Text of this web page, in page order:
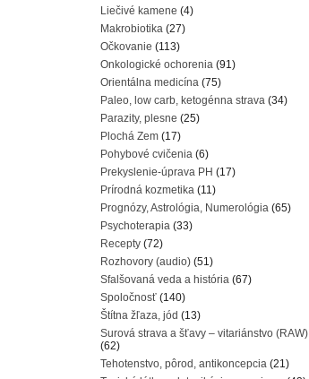
Liečivé kamene (4)
Makrobiotika (27)
Očkovanie (113)
Onkologické ochorenia (91)
Orientálna medicína (75)
Paleo, low carb, ketogénna strava (34)
Parazity, plesne (25)
Plochá Zem (17)
Pohybové cvičenia (6)
Prekyslenie-úprava PH (17)
Prírodná kozmetika (11)
Prognózy, Astrológia, Numerológia (65)
Psychoterapia (33)
Recepty (72)
Rozhovory (audio) (51)
Sfalšovaná veda a história (67)
Spoločnosť (140)
Štítna žľaza, jód (13)
Surová strava a šťavy – vitariánstvo (RAW)
(62)
Tehotenstvo, pôrod, antikoncepcia (21)